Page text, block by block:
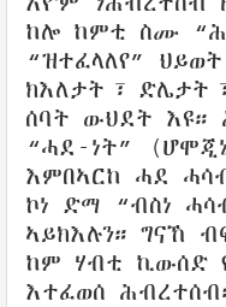
ከሎ ከምቲ ስሙ
“ዝተፈላለየ”
ክእለታት፣
ሰባት ውህደት እዩ።
“ሓደ-ነት”
እምበኣርከ ሓደ
ኮነ ድማ “ብስነ
ኣይክእሉን። ግናኸ
ከም ሃብቲ ኪውሰድ
እተፈወሰ